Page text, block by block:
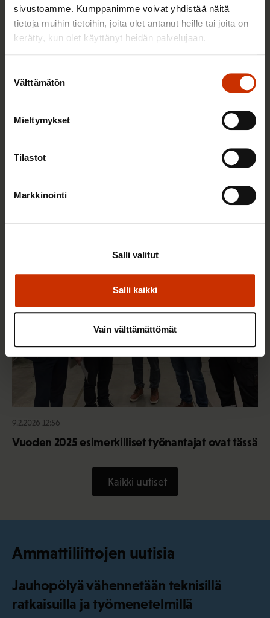
sivustoamme. Kumppanimme voivat yhdistää näitä
tietoja muihin tietoihin, joita olet antanut heille tai joita on
kerätty, kun olet käyttänyt heidän palvelujaan.
valinta
Välttämätön
Mieltymykset
Tilastot
Markkinointi
Salli kaikki
Salli valitut
Vain välttämättömät
TERVE JA HYVÄ TYÖELÄMÄ
Työaikaisella ruokailulla on väliä – lue vinkit
9.2.2026 12:56
Vuoden 2025 esimerkilliset työnantajat ovat tässä
Kaikki uutiset
Ammattiliittojen uutisia
Jauhopölyä vähennetään teknisillä
ratkaisuilla ja työmenetelmillä